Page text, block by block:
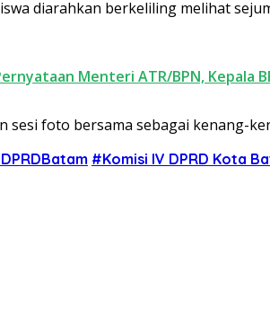
diarahkan berkeliling melihat
Menteri ATR/BPN, Kepala
sesi foto bersama sebagai kenang-
#Komisi IV DPRD Kota